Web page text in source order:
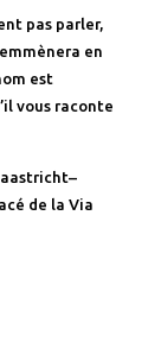
pas parler,
en
est
vous raconte
de la Via